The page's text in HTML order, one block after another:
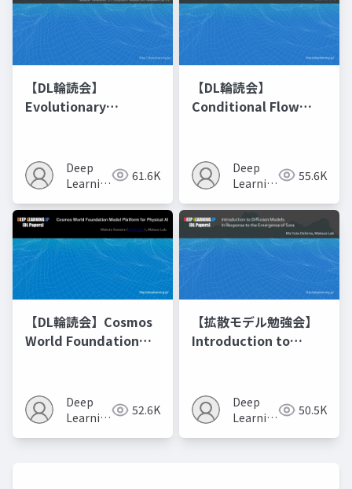
【DL輪読会】
Evolutionary
Recipes モデルマージ
の進化的最適化
Deep
Learning
61.6K
【DL輪読会】
Conditional Flow
Deep
Learning
55.6K
【DL輪読会】Cosmos
World Foundation
Deep
Learning
52.6K
【拡散モデル勉強会】
Introduction to
Deep
Learning
50.5K